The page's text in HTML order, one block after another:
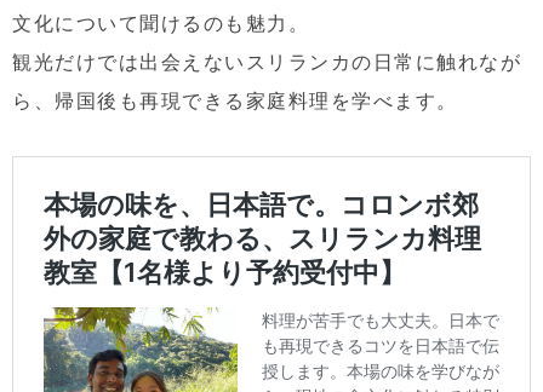
文化について聞けるのも魅力。
観光だけでは出会えないスリランカの日常に触れなが
ら、帰国後も再現できる家庭料理を学べます。